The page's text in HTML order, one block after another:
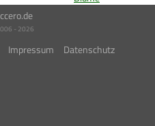
- 2026
Impressum Datenschutz